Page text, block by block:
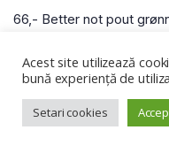
66,- Better not pout
av våre temakurs
problemstillingene en
grundig innføring i ulike
ingen praktisk erfaring i
Acest site utilizează
bună experiență de
Setari cookies